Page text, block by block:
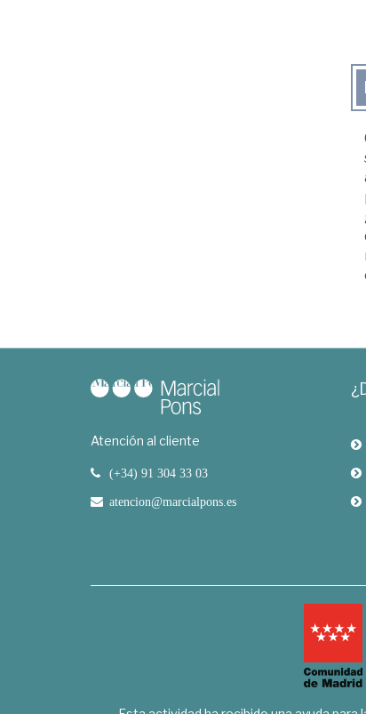
Atención al cliente
(+34) 91 304 33 03
atencion@marcialpons.es